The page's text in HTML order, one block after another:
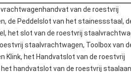
van de roestvrij
de Peddelslot van het stainessstaal,
het slot van de roestvrij
staalvrachtwagen, Toolbox van
Klink, het Handvatslot van de roestvrij
handvatslot van de roestvrij